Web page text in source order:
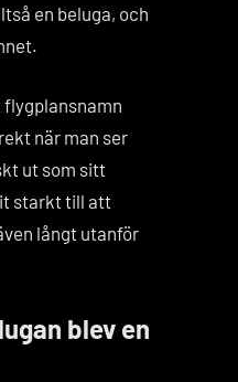
en beluga, och
när man ser
ut som sitt
starkt till att
långt utanför
blev en